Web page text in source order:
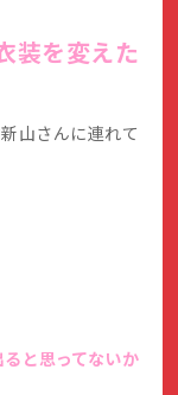
装を変えた
山さんに連れて
と思ってないか